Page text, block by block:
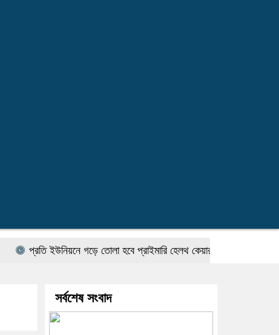
প্রতি ইউনিয়নে গড়ে তোলা হবে প্রাইমারি হেলথ কেয়ার ইউনিট : প্রধানমন্ত্রীর
সর্বশেষ সংবাদ